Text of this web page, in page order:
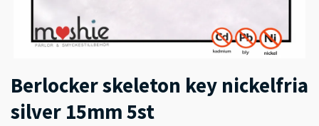
Berlocker skeleton key nickelfria
silver 15mm 5st